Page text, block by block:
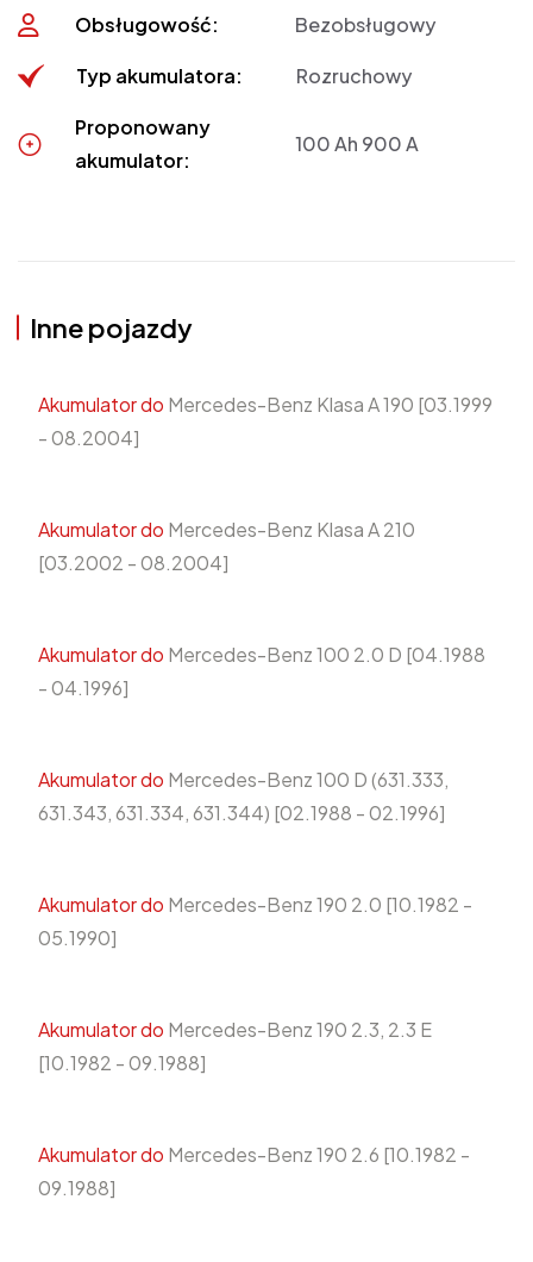
Obsługowość: Bezobsługowy
Typ akumulatora: Rozruchowy
Proponowany
akumulator:
100 Ah 900 A
Inne pojazdy
Akumulator do Mercedes-Benz Klasa A 190 [03.1999
- 08.2004]
Akumulator do Mercedes-Benz Klasa A 210
[03.2002 - 08.2004]
Akumulator do Mercedes-Benz 100 2.0 D [04.1988
- 04.1996]
Akumulator do Mercedes-Benz 100 D (631.333,
631.343, 631.334, 631.344) [02.1988 - 02.1996]
Akumulator do Mercedes-Benz 190 2.0 [10.1982 -
05.1990]
Akumulator do Mercedes-Benz 190 2.3, 2.3 E
[10.1982 - 09.1988]
Akumulator do Mercedes-Benz 190 2.6 [10.1982 -
09.1988]